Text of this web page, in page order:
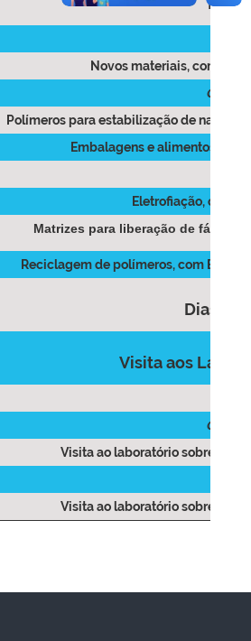
Novos materiais, com
Coffee
Polímeros para estabilização de
Embalagens e alimentos
Eletrofiação, com
Matrizes para liberação de
Reciclagem de polímeros, com Elisa
Dias 07,
Visita aos
Coffee
Visita ao laboratório sobre
Visita ao laboratório sobre